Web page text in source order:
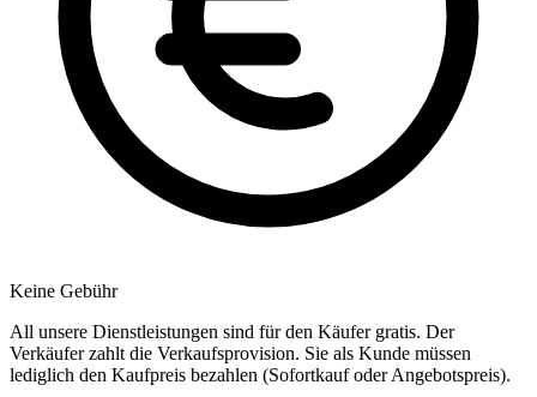
Keine Gebühr
All unsere Dienstleistungen sind für den Käufer gratis. Der
Verkäufer zahlt die Verkaufsprovision. Sie als Kunde müssen
lediglich den Kaufpreis bezahlen (Sofortkauf oder Angebotspreis).